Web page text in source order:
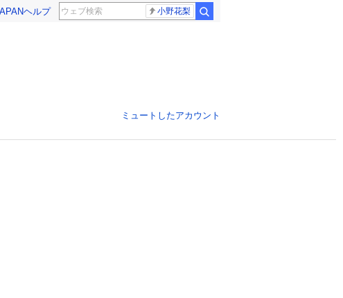
ヘルプ 小野花梨
ミュートしたアカウント